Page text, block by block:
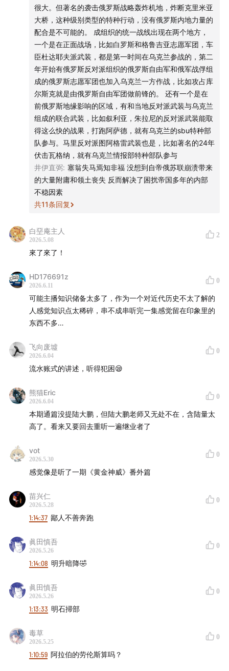
- 互动方式 -
微博：@忽左忽右leftright @播客一下 @JustPod
微信公众号：忽左忽右Leftright / JustPod / 播客一下
小红书：JustPod气氛组 / 忽左忽右
很大。但著名的袭击俄罗斯战略轰炸机地，炸断克里米亚
大桥，这种级别类型的特种行动，没有俄罗斯内地力量的
配合是不可能的。 成组织的统一战线出现在两个地方，
一个是在正面战场，比如白罗斯和格鲁吉亚志愿军团，车
臣杜达耶夫派武装，都是第一时间在乌克兰参战的，第二
年开始有俄罗斯反对派组织的俄罗斯自由军和俄军战俘组
成的俄罗斯志愿军团也加入乌克兰一方作战，比如攻占库
尔斯克就是由俄罗斯自由军团做前锋的。 还有一个是在
前俄罗斯地缘影响的区域，有和当地反对派武装与乌克兰
组成的联合武装，比如叙利亚，朱拉尼的反对派武装能取
得这么快的战果，打跑阿萨德，就有乌克兰的sbu特种部
队参与。马里反对派图阿格雷武装也是，比如著名的24年
伏击瓦格纳，就有乌克兰情报部特种部队参与
井伊直弼: 塞翁失马焉知非福 没想到自帝俄苏联崩溃带来
的大量附庸和领土丧失 反而解决了困扰帝国多年的内部
不稳因素
共11条回复
白堊庵主人
2026.5.08
2
來了來了！
HD176691z
2026.6.11
0
可能主播知识储备太多了，作为一个对近代历史不太了解的
人感觉知识点太稀碎，串不成串听完一集感觉留在印象里的
东西不多…
飞向废墟
2026.6.04
0
流水账式的讲述，听得犯困😪
熊猫Eric
2026.6.04
0
本期通篇没提陆大鹏，但陆大鹏老师又无处不在，含陆量太
高了。看来又要回去重听一遍继业者了
vot
2026.5.30
0
感觉像是听了一期《黄金神威》番外篇
苗兴仁
2026.5.28
0
1:14:37 鄙人不善奔跑
眞田慎吾
2026.5.26
0
1:14:08 明升暗降🤣
眞田慎吾
2026.5.26
0
1:13:33 明石掃部
毒草
2026.5.25
0
1:10:59 阿拉伯的劳伦斯算吗？